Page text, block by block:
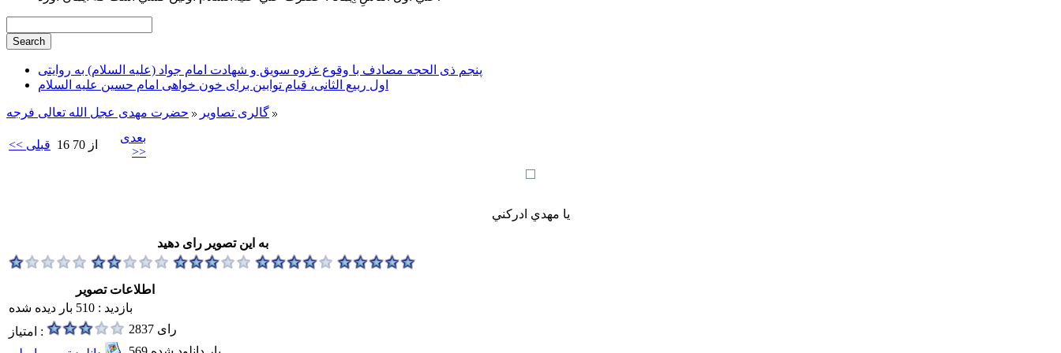
پنجم ذی الحجه مصادف با وقوع غزوه سویق و شهادت امام جواد (علیه السلام) به روایتی
اول ربیع الثانی، قیام توابین برای خون خواهی امام حسین علیه السلام
گالری تصاویر حضرت مهدی عجل الله تعالی فرجه
<< قبلی 16 از 70
بعدی
>>
يا مهدي ادركني
به این تصویر رای دهید
اطلاعات تصویر
بازدید : 510 بار دیده شده
امتیاز :
2837 رای